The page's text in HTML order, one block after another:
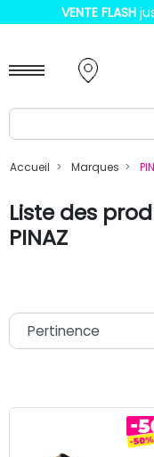
VENTE FLASH
Accueil Marques
Liste des
PINAZ